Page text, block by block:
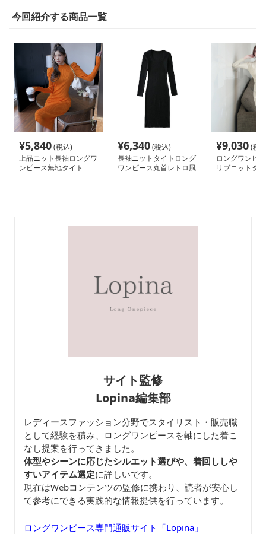
今回紹介する商品一覧
¥5,840(税込)
上品ニット長袖ロングワ
ンピース無地タイト
¥6,340(税込)
長袖ニットタイトロング
ワンピース丸首レトロ風
¥9,030(税
ロングワンピ
リブニットタ
サイト監修
Lopina編集部
レディースファッション分野でスタイリスト・販売職
として経験を積み、ロングワンピースを軸にした着こ
なし提案を行ってきました。
体型やシーンに応じたシルエット選びや、着回ししや
すいアイテム選定に詳しいです。
現在はWebコンテンツの監修に携わり、読者が安心し
て参考にできる実践的な情報提供を行っています。
ロングワンピース専門通販サイト「Lopina」